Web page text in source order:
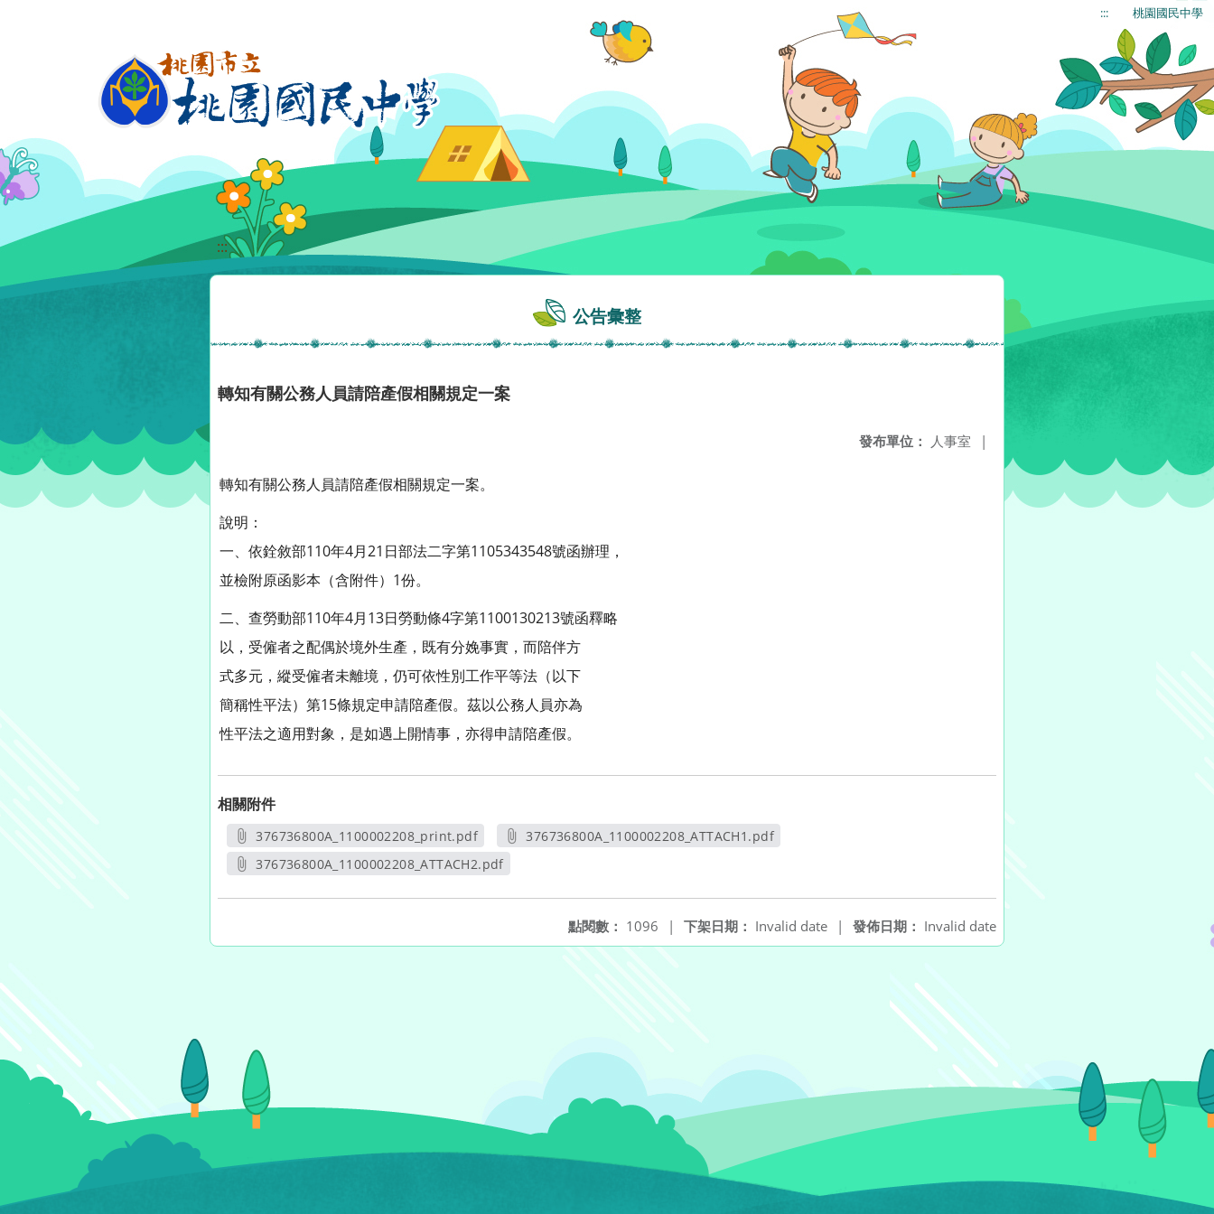
::: 桃園國民中學
:::
公告彙整
轉知有關公務人員請陪產假相關規定一案
發布單位： 人事室 |
轉知有關公務人員請陪產假相關規定一案。
說明：
一、依銓敘部110年4月21日部法二字第1105343548號函辦理，
並檢附原函影本（含附件）1份。
二、查勞動部110年4月13日勞動條4字第1100130213號函釋略
以，受僱者之配偶於境外生產，既有分娩事實，而陪伴方
式多元，縱受僱者未離境，仍可依性別工作平等法（以下
簡稱性平法）第15條規定申請陪產假。茲以公務人員亦為
性平法之適用對象，是如遇上開情事，亦得申請陪產假。
相關附件
376736800A_1100002208_print.pdf
另開新視窗
376736800A_1100002208_ATTACH1.pdf
376736800A_1100002208_ATTACH2.pdf
發佈日期： Invalid date
下架日期： Invalid date |
點閱數： 1096 |